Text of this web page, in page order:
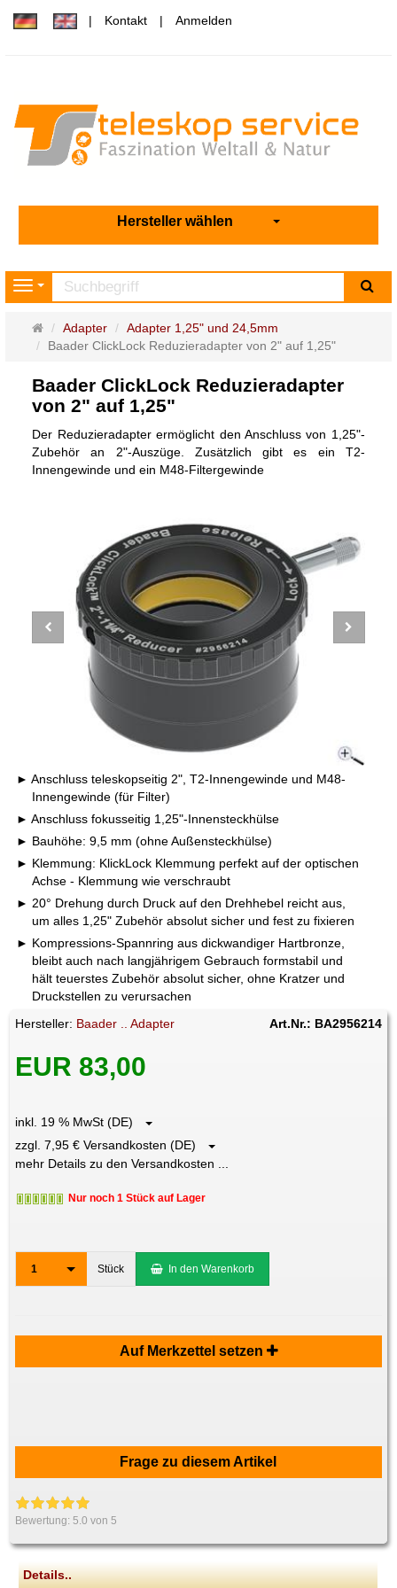
Kontakt Anmelden
Hersteller wählen
Navigation
Startseite
Adapter
Adapter 1,25" und 24,5mm
Baader ClickLock Reduzieradapter von 2" auf 1,25"
Baader ClickLock Reduzieradapter
von 2" auf 1,25"
Der Reduzieradapter ermöglicht den Anschluss von 1,25"-
Zubehör an 2"-Auszüge. Zusätzlich gibt es ein T2-
Innengewinde und ein M48-Filtergewinde
Anschluss teleskopseitig 2", T2-Innengewinde und M48-
Innengewinde (für Filter)
Anschluss fokusseitig 1,25"-Innensteckhülse
Bauhöhe: 9,5 mm (ohne Außensteckhülse)
Klemmung: KlickLock Klemmung perfekt auf der optischen
Achse - Klemmung wie verschraubt
20° Drehung durch Druck auf den Drehhebel reicht aus,
um alles 1,25" Zubehör absolut sicher und fest zu fixieren
Kompressions-Spannring aus dickwandiger Hartbronze,
bleibt auch nach langjährigem Gebrauch formstabil und
hält teuerstes Zubehör absolut sicher, ohne Kratzer und
Druckstellen zu verursachen
Hersteller: Baader .. Adapter Art.Nr.: BA2956214
EUR 83,00
inkl. 19 % MwSt (DE)
zzgl. 7,95 € Versandkosten (DE)
mehr Details zu den Versandkosten ...
Nur noch 1 Stück auf Lager
1 Stück In den Warenkorb
Auf Merkzettel setzen
Frage zu diesem Artikel
Bewertung:5.0 von 5
Details..